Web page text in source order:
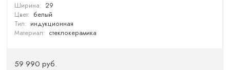
Ширина: 29
Цвет: белый
Тип: индукционная
Материал: стеклокерамика
59 990 руб.